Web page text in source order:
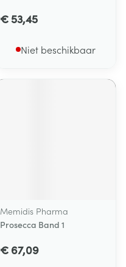
€ 53,45
Niet beschikbaar
Memidis Pharma
Prosecca Band 1
€ 67,09